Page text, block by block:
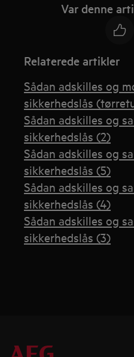
Var denne
Relaterede artikler
Sådan adskilles og
sikkerhedslås
Sådan adskilles og
sikkerhedslås (2)
Sådan adskilles og
sikkerhedslås (5)
Sådan adskilles og
sikkerhedslås (4)
Sådan adskilles og
sikkerhedslås (3)